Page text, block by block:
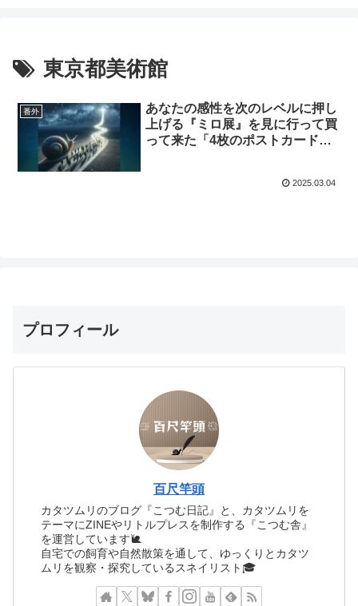
東京都美術館
番外
あなたの感性を次のレベルに押し
上げる『ミロ展』を見に行って買
って来た「4枚のポストカード」
2025.03.04
プロフィール
百尺竿頭
カタツムリのブログ『こつむ日記』と、カタツムリを
テーマにZINEやリトルプレスを制作する『こつむ舎』
を運営しています🐌
自宅での飼育や自然散策を通して、ゆっくりとカタツ
ムリを観察・探究しているスネイリスト🎓